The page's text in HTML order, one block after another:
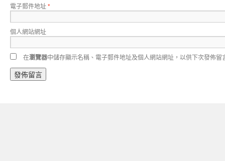
電子郵件地址*
個人網站網址
在瀏覽器中儲存顯示名稱、電子郵件地址及個人網站網址，以供下次發佈留